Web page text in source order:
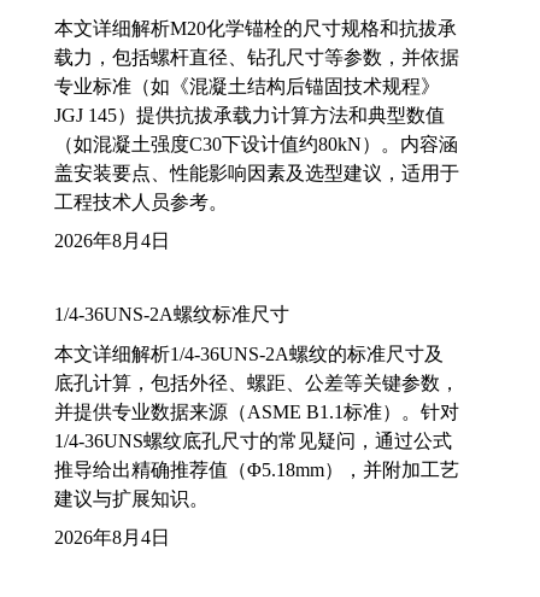
本文详细解析M20化学锚栓的尺寸规格和抗拔承
载力，包括螺杆直径、钻孔尺寸等参数，并依据
专业标准（如《混凝土结构后锚固技术规程》
JGJ 145）提供抗拔承载力计算方法和典型数值
（如混凝土强度C30下设计值约80kN）。内容涵
盖安装要点、性能影响因素及选型建议，适用于
工程技术人员参考。
2026年8月4日
1/4-36UNS-2A螺纹标准尺寸
本文详细解析1/4-36UNS-2A螺纹的标准尺寸及
底孔计算，包括外径、螺距、公差等关键参数，
并提供专业数据来源（ASME B1.1标准）。针对
1/4-36UNS螺纹底孔尺寸的常见疑问，通过公式
推导给出精确推荐值（Φ5.18mm），并附加工艺
建议与扩展知识。
2026年8月4日